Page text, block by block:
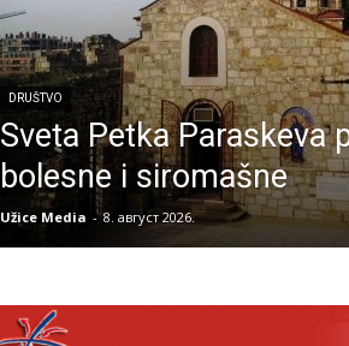
DRUŠTVO
Sveta Petka Paraskeva
bolesne i siromašne
Užice Media - 8. август 2026.